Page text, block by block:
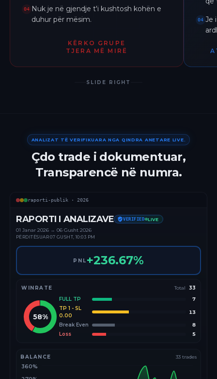
04 Nuk je në gjendje t'i kushtosh kohën e
duhur për mësim.
KËRKO GRUPE
TJERA MË MIRË
04 Je
SLIDE RIGHT
ANALIZAT TË VERIFIKUARA NGA QINDRA ANETARE LIVE.
Çdo trade i dokumentuar,
Transparencë në numra.
raporti-publik · 2026
RAPORTI I ANALIZAVE VERIFIED LIVE
01 Janar 2026 → 06 Gusht 2026
PËRDITËSUAR07 GUSHT, 10:03 PM
PNL +236.67%
WINRATE Total 33
58%
FULL TP
7
TP 1 - SL
0.00
13
Break Even
8
Loss
5
BALANCE 33 trades
360%